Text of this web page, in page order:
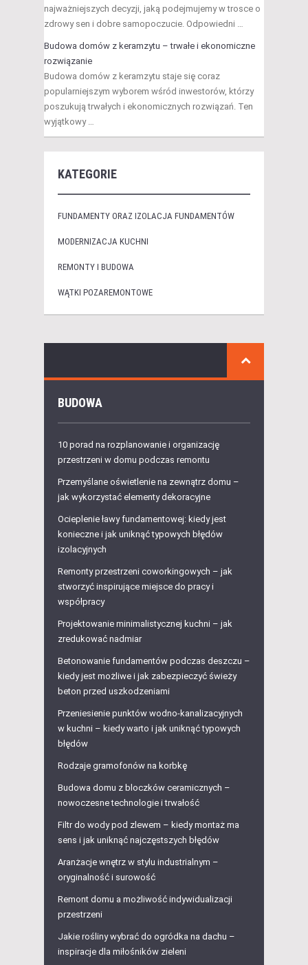
najważniejszych decyzji, jaką podejmujemy w trosce o
zdrowy sen i dobre samopoczucie. Odpowiedni …
Budowa domów z keramzytu – trwałe i ekonomiczne
rozwiązanie
Budowa domów z keramzytu staje się coraz
popularniejszym wyborem wśród inwestorów, którzy
poszukują trwałych i ekonomicznych rozwiązań. Ten
wyjątkowy …
KATEGORIE
FUNDAMENTY ORAZ IZOLACJA FUNDAMENTÓW
MODERNIZACJA KUCHNI
REMONTY I BUDOWA
WĄTKI POZAREMONTOWE
BUDOWA
10 porad na rozplanowanie i organizację
przestrzeni w domu podczas remontu
Przemyślane oświetlenie na zewnątrz domu –
jak wykorzystać elementy dekoracyjne
Ocieplenie ławy fundamentowej: kiedy jest
konieczne i jak uniknąć typowych błędów
izolacyjnych
Remonty przestrzeni coworkingowych – jak
stworzyć inspirujące miejsce do pracy i
współpracy
Projektowanie minimalistycznej kuchni – jak
zredukować nadmiar
Betonowanie fundamentów podczas deszczu –
kiedy jest możliwe i jak zabezpieczyć świeży
beton przed uszkodzeniami
Przeniesienie punktów wodno-kanalizacyjnych
w kuchni – kiedy warto i jak uniknąć typowych
błędów
Rodzaje gramofonów na korbkę
Budowa domu z bloczków ceramicznych –
nowoczesne technologie i trwałość
Filtr do wody pod zlewem – kiedy montaż ma
sens i jak uniknąć najczęstszych błędów
Aranżacje wnętrz w stylu industrialnym –
oryginalność i surowość
Remont domu a możliwość indywidualizacji
przestrzeni
Jakie rośliny wybrać do ogródka na dachu –
inspiracje dla miłośników zieleni